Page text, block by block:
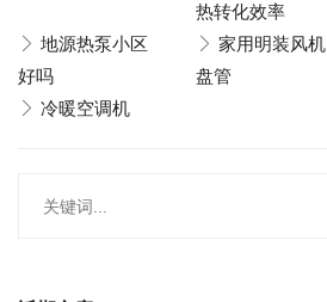
热转化效率
地源热泵小区
好吗
家用明装风机
盘管
冷暖空调机